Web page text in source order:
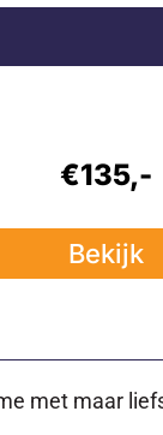
€135,-
Bekijk
met maar